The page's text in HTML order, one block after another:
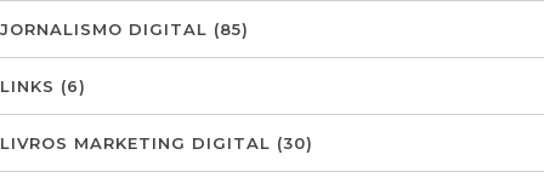
JORNALISMO DIGITAL (85)
LINKS (6)
LIVROS MARKETING DIGITAL (30)